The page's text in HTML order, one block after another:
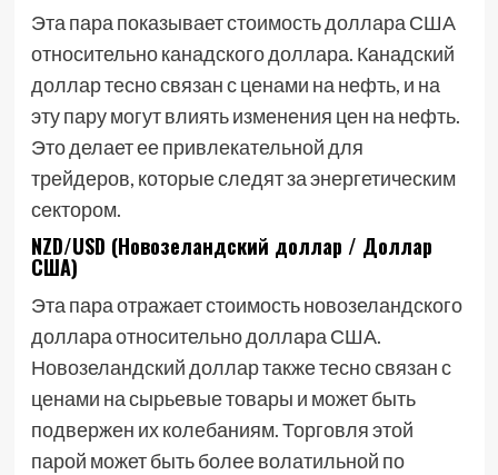
Эта пара показывает стоимость доллара США
относительно канадского доллара. Канадский
доллар тесно связан с ценами на нефть, и на
эту пару могут влиять изменения цен на нефть.
Это делает ее привлекательной для
трейдеров, которые следят за энергетическим
сектором.
NZD/USD (Новозеландский доллар / Доллар
США)
Эта пара отражает стоимость новозеландского
доллара относительно доллара США.
Новозеландский доллар также тесно связан с
ценами на сырьевые товары и может быть
подвержен их колебаниям. Торговля этой
парой может быть более волатильной по